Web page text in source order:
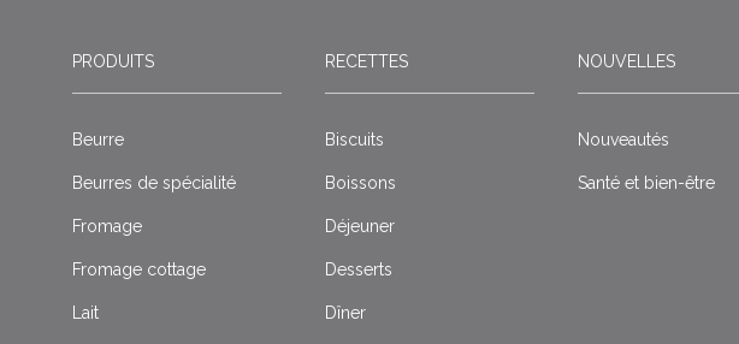
PRODUITS
Beurre
Beurres de spécialité
Fromage
Fromage cottage
Lait
RECETTES
Biscuits
Boissons
Déjeuner
Desserts
Dîner
NOUVELLES
Nouveautés
Santé et bien-être